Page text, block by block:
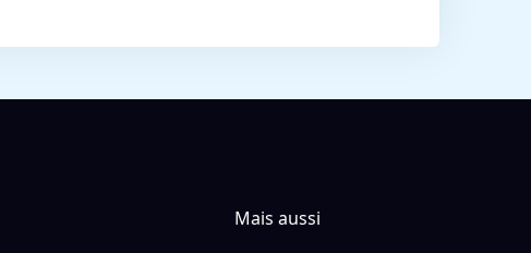
Mais aussi